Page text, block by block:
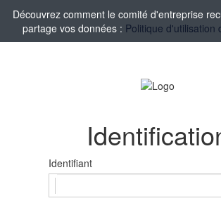
Découvrez comment le comité d'entreprise
partage vos données : Politique d'utilisation
Identifiant